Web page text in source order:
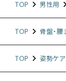
TOP 男性用
TOP 骨盤・
TOP 姿勢ケア